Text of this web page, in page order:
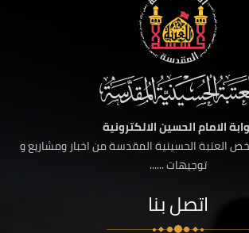
الامام الحسين الالكترونية
العتبة الحسينية المقدسة من اخبار ومشاريع و
توجيهات ......
اتصل بنا